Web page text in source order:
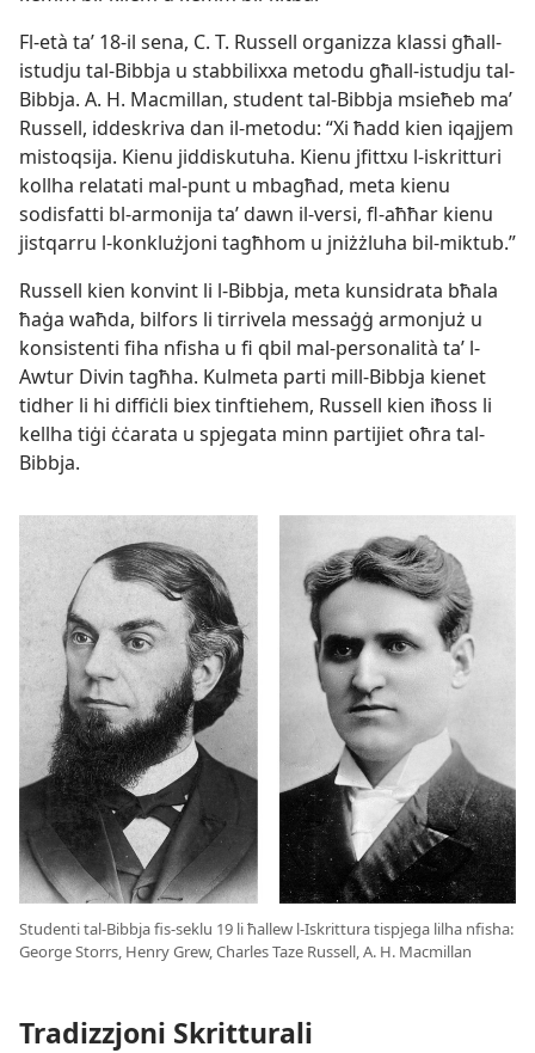
Fl-età taʼ 18-il sena, C. T. Russell organizza klassi għall-
istudju tal-Bibbja u stabbilixxa metodu għall-istudju tal-
Bibbja. A. H. Macmillan, student tal-Bibbja msieħeb maʼ
Russell, iddeskriva dan il-metodu: “Xi ħadd kien iqajjem
mistoqsija. Kienu jiddiskutuha. Kienu jfittxu l-iskritturi
kollha relatati mal-punt u mbagħad, meta kienu
sodisfatti bl-armonija taʼ dawn il-versi, fl-aħħar kienu
jistqarru l-konklużjoni tagħhom u jniżżluha bil-miktub.”
Russell kien konvint li l-Bibbja, meta kunsidrata bħala
ħaġa waħda, bilfors li tirrivela messaġġ armonjuż u
konsistenti fiha nfisha u fi qbil mal-personalità taʼ l-
Awtur Divin tagħha. Kulmeta parti mill-Bibbja kienet
tidher li hi diffiċli biex tinftiehem, Russell kien iħoss li
kellha tiġi ċċarata u spjegata minn partijiet oħra tal-
Bibbja.
Studenti tal-Bibbja fis-seklu 19 li ħallew l-Iskrittura tispjega lilha nfisha:
George Storrs, Henry Grew, Charles Taze Russell, A. H. Macmillan
Tradizzjoni Skritturali